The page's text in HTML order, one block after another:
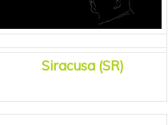
Siracusa (SR)